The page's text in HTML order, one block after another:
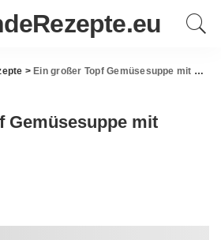
> Ein großer Topf Gemüsesuppe mit Würstchen
Gemüsesuppe mit